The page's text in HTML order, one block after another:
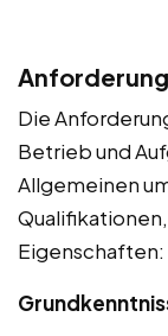
Die
Betrieb und
Allgemeinen
Eigenschaften: